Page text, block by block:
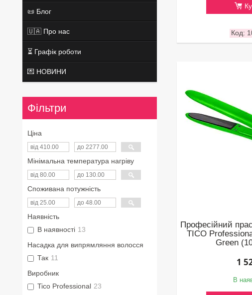
Професійний
TICO
Green
1
В
📜 Блог
🇺🇦 Про нас
⏳ Графік роботи
💌 НОВИНИ
Фільтри
Ціна
Мінімальна температура нагріву
Споживана потужність
Наявність
В наявності 13
Насадка для випрямляння волосся
Так 11
Виробник
Tico Professional 23